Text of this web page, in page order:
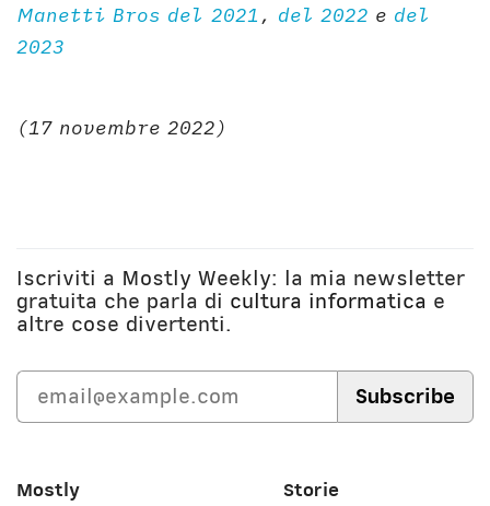
Manetti Bros del 2021 , del 2022 e del
2023
‌(17 novembre 2022)
Iscriviti a Mostly Weekly: la mia newsletter
gratuita che parla di cultura informatica e
altre cose divertenti.
Mostly
Storie